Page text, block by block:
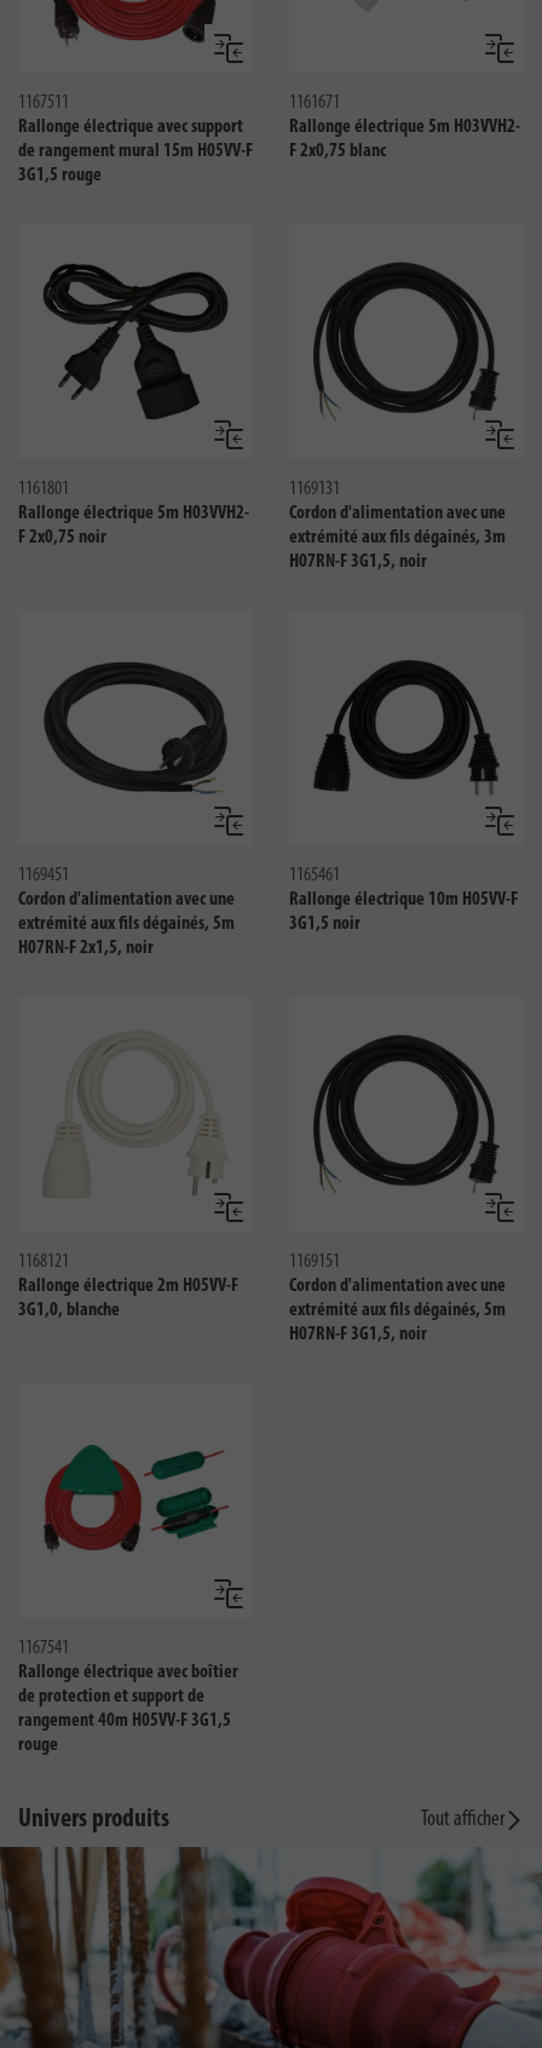
Comparer
1167511
Rallonge électrique avec support
de rangement mural 15m H05VV-F
3G1,5 rouge
1161671
Rallonge électrique 5m H03VVH2-
F 2x0,75 blanc
Comparer
1161801
Rallonge électrique 5m H03VVH2-
F 2x0,75 noir
1169131
Cordon d'alimentation avec une
extrémité aux fils dégainés, 3m
H07RN-F 3G1,5, noir
Comparer
1169451
Cordon d'alimentation avec une
extrémité aux fils dégainés, 5m
H07RN-F 2x1,5, noir
1165461
Rallonge électrique 10m H05VV-F
3G1,5 noir
Comparer
1168121
Rallonge électrique 2m H05VV-F
3G1,0, blanche
1169151
Cordon d'alimentation avec une
extrémité aux fils dégainés, 5m
H07RN-F 3G1,5, noir
Comparer
1167541
Rallonge électrique avec boîtier
de protection et support de
rangement 40m H05VV-F 3G1,5
rouge
Univers produits Tout afficher